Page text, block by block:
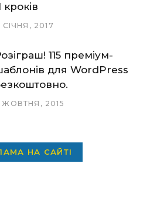
кроків
СІЧНЯ, 2017
115 преміум-
для WordPress
ЖОВТНЯ, 2015
НА САЙТІ